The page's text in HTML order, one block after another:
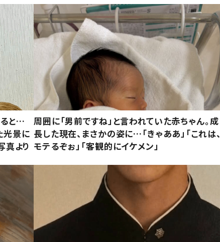
ると…
光景に
真より
周囲に「男前ですね」と言われていた赤ちゃん。成
長した現在、まさかの姿に…「きゃああ」「これは、
モテるぞぉ」「客観的にイケメン」